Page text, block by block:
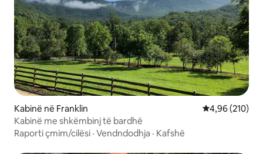
Kabinë në Franklin Vlerësimi
4,96 (210)
Kabinë me shkëmbinj të bardhë
Raporti çmim/cilësi · Vendndodhja · Kafshë